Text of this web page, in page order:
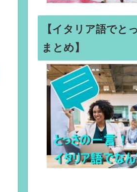
【イタリア語でと
まとめ】